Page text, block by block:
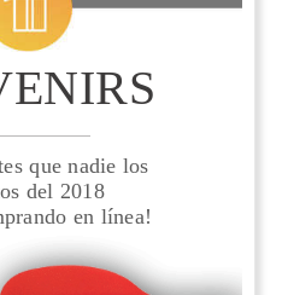
que nadie los
del 2018
en línea!